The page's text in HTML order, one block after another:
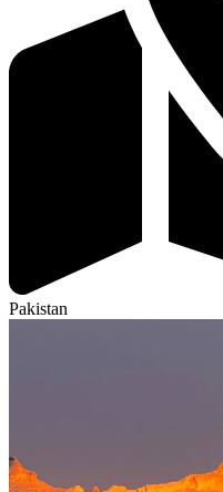
Pakistan